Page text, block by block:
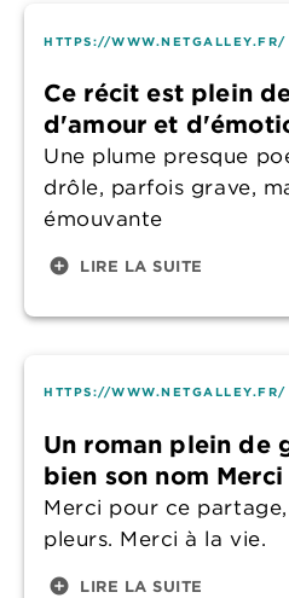
HTTPS://WWW.NETGALLEY.FR/
Ce récit est plein
d'amour et
Une plume presque
drôle, parfois grave,
émouvante
add_circle LIRE LA SUITE
HTTPS://WWW.NETGALLEY.FR/
Un roman plein de
bien son nom Merci
Merci pour ce
pleurs. Merci à la vie.
add_circle LIRE LA SUITE